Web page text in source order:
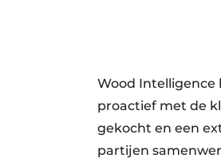
Wood Intelligence
proactief met de
gekocht en een
partijen